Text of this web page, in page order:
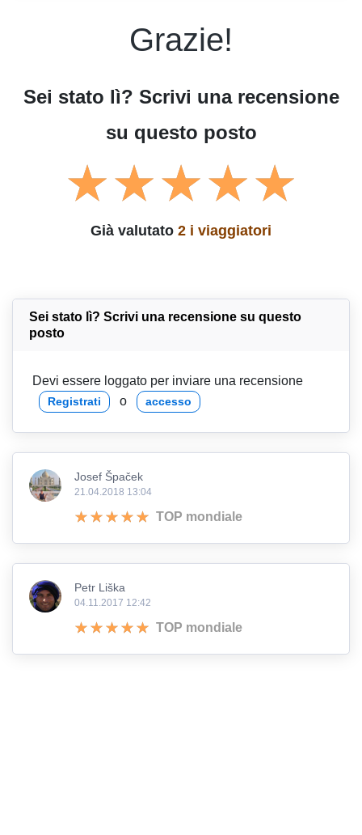
Grazie!
Sei stato lì? Scrivi una recensione
su questo posto
Già valutato 2 i viaggiatori
Sei stato lì? Scrivi una recensione su questo
posto
Devi essere loggato per inviare una recensione
Registrati o accesso
Josef Špaček
21.04.2018 13:04
TOP mondiale
Petr Liška
04.11.2017 12:42
TOP mondiale